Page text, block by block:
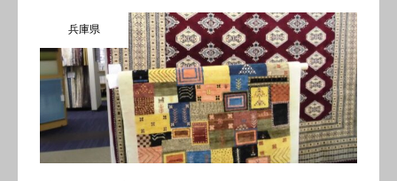
プラクティックは、痛みや不調の原因をしっかりと見付
け、筋肉をほぐすだ […]
兵庫県